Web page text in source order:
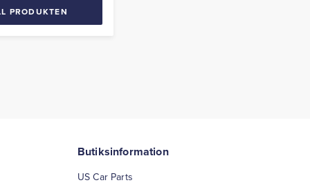
PRODUKTEN
Butiksinformation
US Car Parts